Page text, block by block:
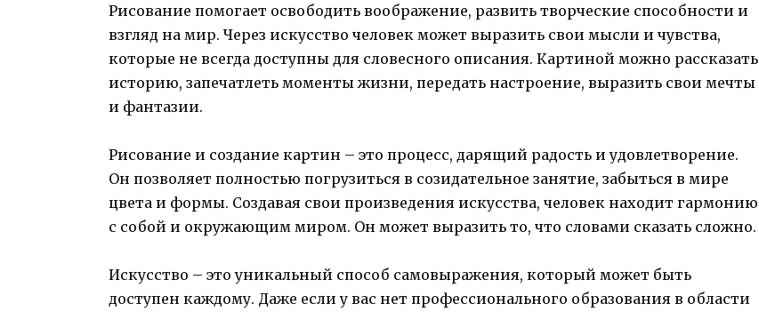
Рисование помогает освободить воображение, развить творческие способности и
взгляд на мир. Через искусство человек может выразить свои мысли и чувства,
которые не всегда доступны для словесного описания. Картиной можно рассказать
историю, запечатлеть моменты жизни, передать настроение, выразить свои мечты
и фантазии.
Рисование и создание картин – это процесс, дарящий радость и удовлетворение.
Он позволяет полностью погрузиться в созидательное занятие, забыться в мире
цвета и формы. Создавая свои произведения искусства, человек находит гармонию
с собой и окружающим миром. Он может выразить то, что словами сказать сложно.
Искусство – это уникальный способ самовыражения, который может быть
доступен каждому. Даже если у вас нет профессионального образования в области